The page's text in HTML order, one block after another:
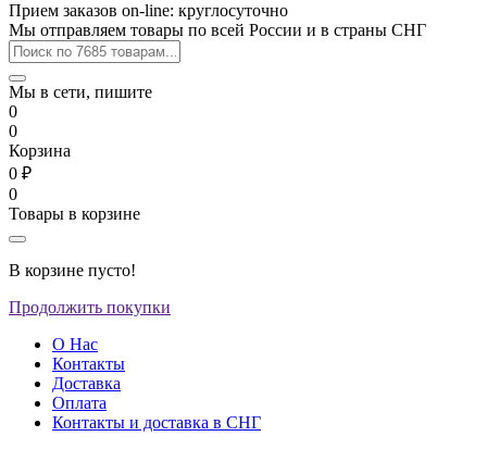
Прием заказов on-line: круглосуточно
Мы отправляем товары по всей России и в страны СНГ
Мы в сети, пишите
0
0
Корзина
0 ₽
0
Товары в корзине
В корзине пусто!
Продолжить покупки
О Нас
Контакты
Доставка
Оплата
Контакты и доставка в СНГ